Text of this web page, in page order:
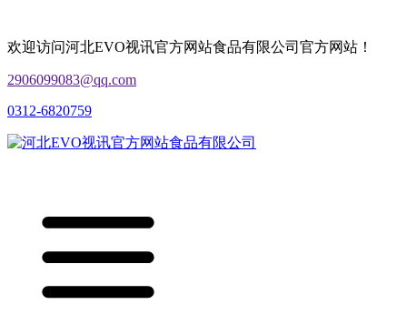
欢迎访问河北EVO视讯官方网站食品有限公司官方网站！
2906099083@qq.com
0312-6820759